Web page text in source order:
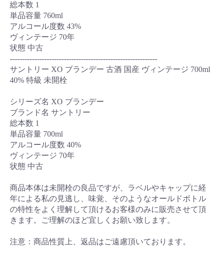
総本数 1
単品容量 760ml
アルコール度数 43%
ヴィンテージ 70年
状態 中古
------------------------------------------------------------
サントリー XO ブランデー 古酒 国産 ヴィンテージ 700ml
40% 特級 未開栓
シリーズ名 XO ブランデー
ブランド名 サントリー
総本数 1
単品容量 700ml
アルコール度数 40%
ヴィンテージ 70年
状態 中古
商品本体は未開栓の良品ですが、ラベルやキャップに経
年による私の見逃し、味覚、そのようなオールドボトル
の特性をよく理解して頂けるお客様のみに販売させて頂
きます。ご理解のほど宜しくお願い致します。
注意：商品性質上、返品はご遠慮頂いております。